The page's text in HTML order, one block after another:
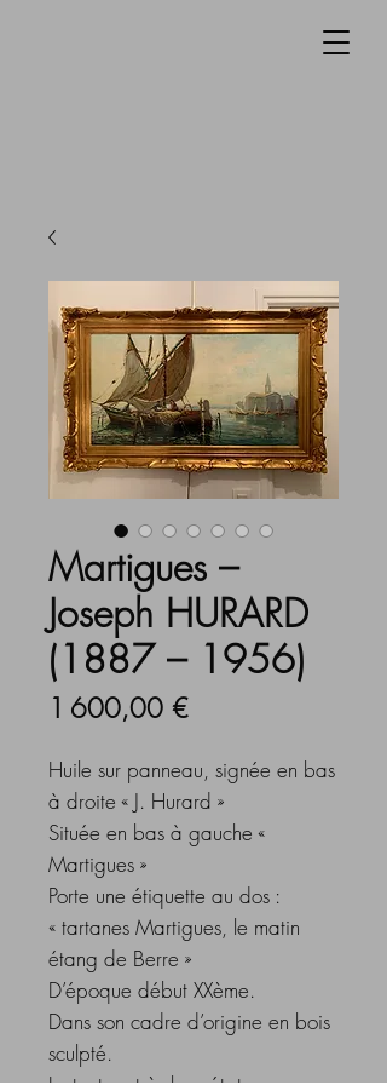
Martigues –
Joseph HURARD
(1887 – 1956)
1 600,00 €Prix
Huile sur panneau, signée en bas
à droite « J. Hurard »
Située en bas à gauche «
Martigues »
Porte une étiquette au dos :
« tartanes Martigues, le matin
étang de Berre »
D’époque début XXème.
Dans son cadre d’origine en bois
sculpté.